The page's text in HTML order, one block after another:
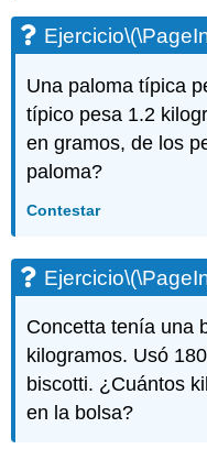
Ejercicio
Una paloma típica
típico pesa 1.2
en gramos, de los
paloma?
Contestar
Ejercicio
Concetta tenía una
kilogramos. Usó
biscotti. ¿Cuántos
en la bolsa?